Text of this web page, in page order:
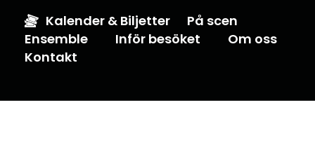
Kalender & Biljetter
På scen
Ensemble
Inför besöket
Om oss
Kontakt